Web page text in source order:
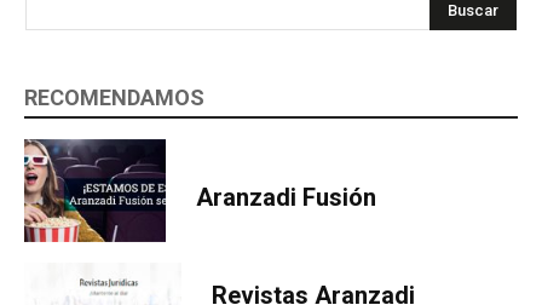
Buscar
RECOMENDAMOS
Aranzadi Fusión
Revistas Aranzadi